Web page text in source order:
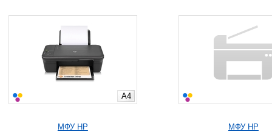
A4
МФУ HP
МФУ HP